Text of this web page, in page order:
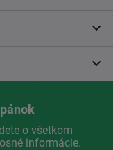
o všetkom
informácie.